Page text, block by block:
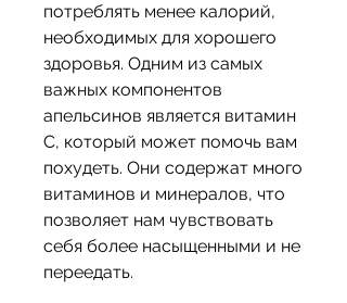
потреблять менее калорий,
необходимых для хорошего
здоровья. Одним из самых
важных компонентов
апельсинов является витамин
C, который может помочь вам
похудеть. Они содержат много
витаминов и минералов, что
позволяет нам чувствовать
себя более насыщенными и не
переедать.